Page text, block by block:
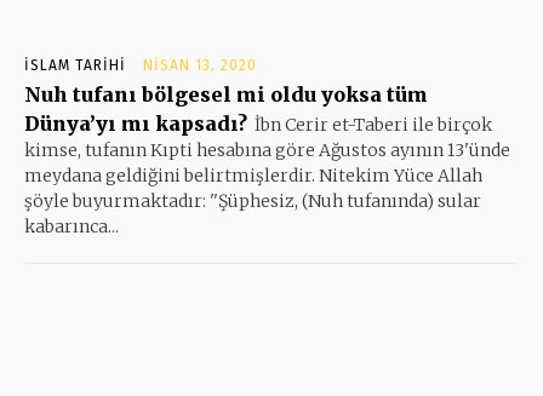
İSLAM TARIHI NISAN 13, 2020
Nuh tufanı bölgesel mi oldu yoksa tüm
Dünya’yı mı kapsadı? İbn Cerir et-Taberi ile birçok
kimse, tufanın Kıpti hesabına göre Ağustos ayının 13'ünde
meydana geldiğini belirtmişlerdir. Nitekim Yüce Allah
şöyle buyurmaktadır: ''Şüphesiz, (Nuh tufanında) sular
kabarınca...